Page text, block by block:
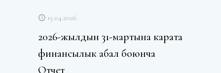
15.04.2026
2026-жылдын 31-мартына карата
финансылык абал боюнча
Отчет